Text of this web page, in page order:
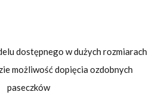
dostępnego w dużych rozmiarach
możliwość dopięcia ozdobnych
paseczków